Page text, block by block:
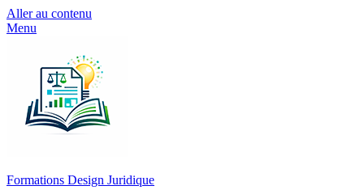
Aller au contenu
Menu
Formations Design Juridique